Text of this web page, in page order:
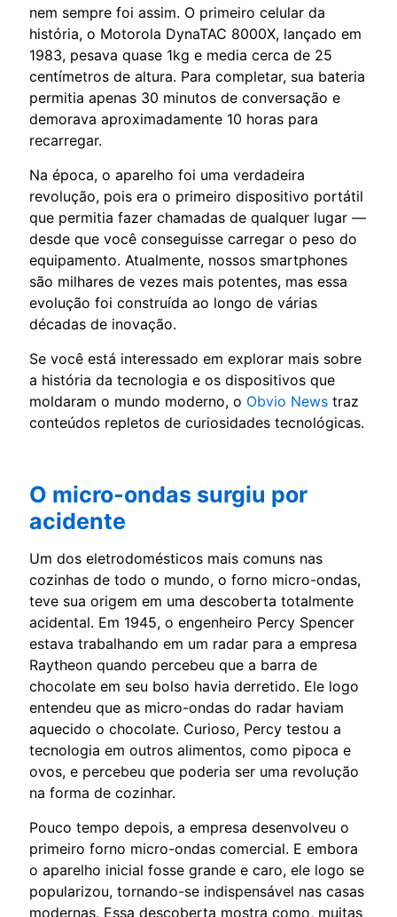
nem sempre foi assim. O primeiro celular da
história, o Motorola DynaTAC 8000X, lançado em
1983, pesava quase 1kg e media cerca de 25
centímetros de altura. Para completar, sua bateria
permitia apenas 30 minutos de conversação e
demorava aproximadamente 10 horas para
recarregar.
Na época, o aparelho foi uma verdadeira
revolução, pois era o primeiro dispositivo portátil
que permitia fazer chamadas de qualquer lugar —
desde que você conseguisse carregar o peso do
equipamento. Atualmente, nossos smartphones
são milhares de vezes mais potentes, mas essa
evolução foi construída ao longo de várias
décadas de inovação.
Se você está interessado em explorar mais sobre
a história da tecnologia e os dispositivos que
moldaram o mundo moderno, o Obvio News traz
conteúdos repletos de curiosidades tecnológicas.
O micro-ondas surgiu por
acidente
Um dos eletrodomésticos mais comuns nas
cozinhas de todo o mundo, o forno micro-ondas,
teve sua origem em uma descoberta totalmente
acidental. Em 1945, o engenheiro Percy Spencer
estava trabalhando em um radar para a empresa
Raytheon quando percebeu que a barra de
chocolate em seu bolso havia derretido. Ele logo
entendeu que as micro-ondas do radar haviam
aquecido o chocolate. Curioso, Percy testou a
tecnologia em outros alimentos, como pipoca e
ovos, e percebeu que poderia ser uma revolução
na forma de cozinhar.
Pouco tempo depois, a empresa desenvolveu o
primeiro forno micro-ondas comercial. E embora
o aparelho inicial fosse grande e caro, ele logo se
popularizou, tornando-se indispensável nas casas
modernas. Essa descoberta mostra como, muitas